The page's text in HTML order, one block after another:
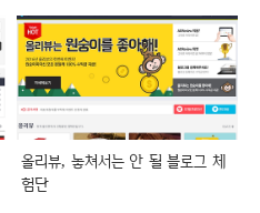
올리뷰, 놓쳐서는 안 될 블로그 체
험단